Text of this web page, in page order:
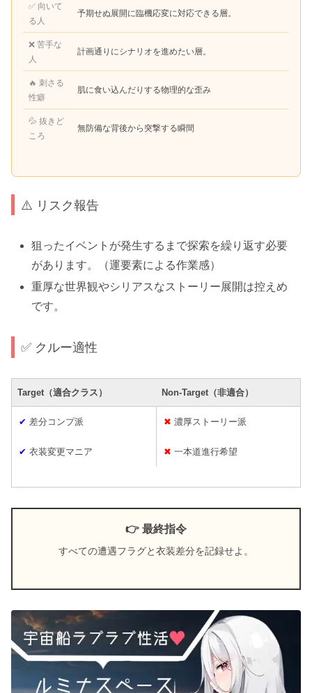
✅ 向いて
る人
予期せぬ展開に臨機応変に対応できる層。
❌ 苦手な
人
計画通りにシナリオを進めたい層。
🔥 刺さる
性癖
肌に食い込んだりする物理的な歪み
💦 抜きど
ころ
無防備な背後から突撃する瞬間
⚠️ リスク報告
狙ったイベントが発生するまで探索を繰り返す必要
があります。（運要素による作業感）
重厚な世界観やシリアスなストーリー展開は控えめ
です。
✅ クルー適性
Target（適合クラス） Non-Target（非適合）
✔ 差分コンプ派 ✖ 濃厚ストーリー派
✔ 衣装変更マニア ✖ 一本道進行希望
👉 最終指令
すべての遭遇フラグと衣装差分を記録せよ。